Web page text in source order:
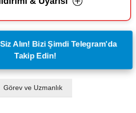
Alın! Bizi Şimdi Telegram'da
Takip Edin!
Görev ve Uzmanlık